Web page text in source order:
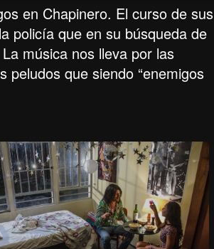
en Chapinero. El curso de sus
policía que en su búsqueda de
música nos lleva por las
que siendo “enemigos